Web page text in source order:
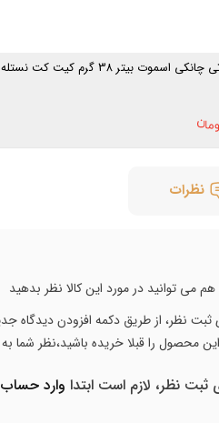
اسموت بیتر 38 گرم کیت کت نستله
نظرات
می توانید در مورد این کالا نظر بدهید
ثبت نظر، از طریق دکمه افزودن دیدگاه
این محصول را قبلا خریده باشید،نظر شما
ثبت نظر، لازم است ابتدا وارد حساب